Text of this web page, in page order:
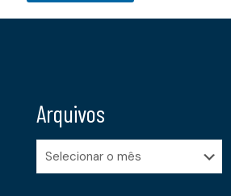
Arquivos
Arquivos